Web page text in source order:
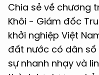
Chia sẻ về chương
Khôi - Giám đốc
khởi nghiệp Việt
đất nước có dân số
sự nhanh nhạy và